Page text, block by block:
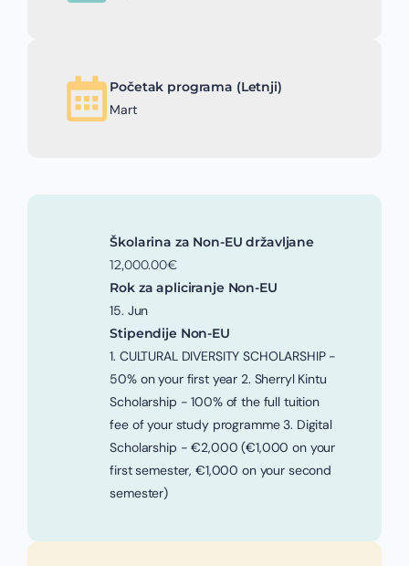
Početak programa (Letnji)
Mart
Školarina za Non-EU državljane
12,000.00€
Rok za apliciranje Non-EU
15. Jun
Stipendije Non-EU
1. CULTURAL DIVERSITY SCHOLARSHIP -
50% on your first year 2. Sherryl Kintu
Scholarship - 100% of the full tuition
fee of your study programme 3. Digital
Scholarship - €2,000 (€1,000 on your
first semester, €1,000 on your second
semester)